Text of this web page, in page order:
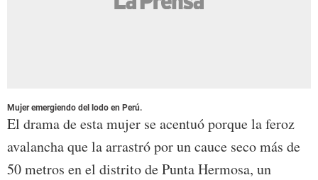
Mujer emergiendo del lodo en Perú.
El drama de esta mujer se acentuó porque la feroz
avalancha que la arrastró por un cauce seco más de
50 metros en el distrito de Punta Hermosa, un